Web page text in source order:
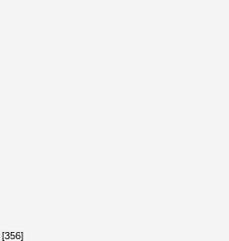
[356]